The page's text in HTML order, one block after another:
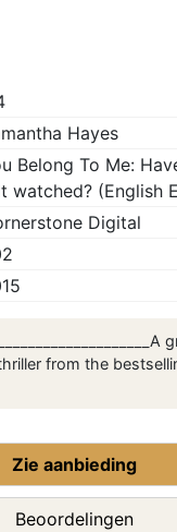
Hayes
Belong To Me:
watched? (English
Digital
from the
Zie aanbieding
Beoordelingen